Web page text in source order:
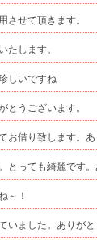
させて頂きます。
たします。
しいですね
とうございます。
お借り致します。あ
とっても綺麗です。
～！
いました。ありが